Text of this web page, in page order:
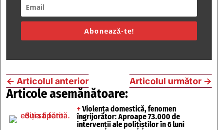
Abonează-te!
← Articolul anterior Articolul următor →
Articole asemănătoare:
+ Violența domestică, fenomen
îngrijorător: Aproape 73.000 de
intervenții ale polițiștilor în 6 luni